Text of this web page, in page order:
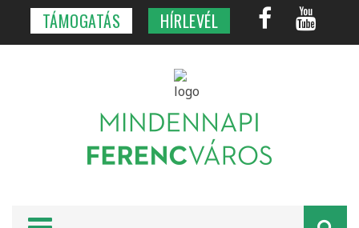
TÁMOGATÁS HÍRLEVÉL